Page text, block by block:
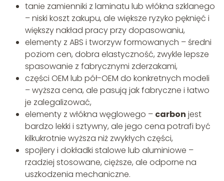
tanie zamienniki z laminatu lub włókna szklanego
– niski koszt zakupu, ale większe ryzyko pęknięć i
większy nakład pracy przy dopasowaniu,
elementy z ABS i tworzyw formowanych – średni
poziom cen, dobra elastyczność, zwykle lepsze
spasowanie z fabrycznymi zderzakami,
części OEM lub pół-OEM do konkretnych modeli
– wyższa cena, ale pasują jak fabryczne i łatwo
je zalegalizować,
elementy z włókna węglowego – carbon jest
bardzo lekki i sztywny, ale jego cena potrafi być
kilkukrotnie wyższa niż zwykłych części,
spojlery i dokładki stalowe lub aluminiowe –
rzadziej stosowane, cięższe, ale odporne na
uszkodzenia mechaniczne.